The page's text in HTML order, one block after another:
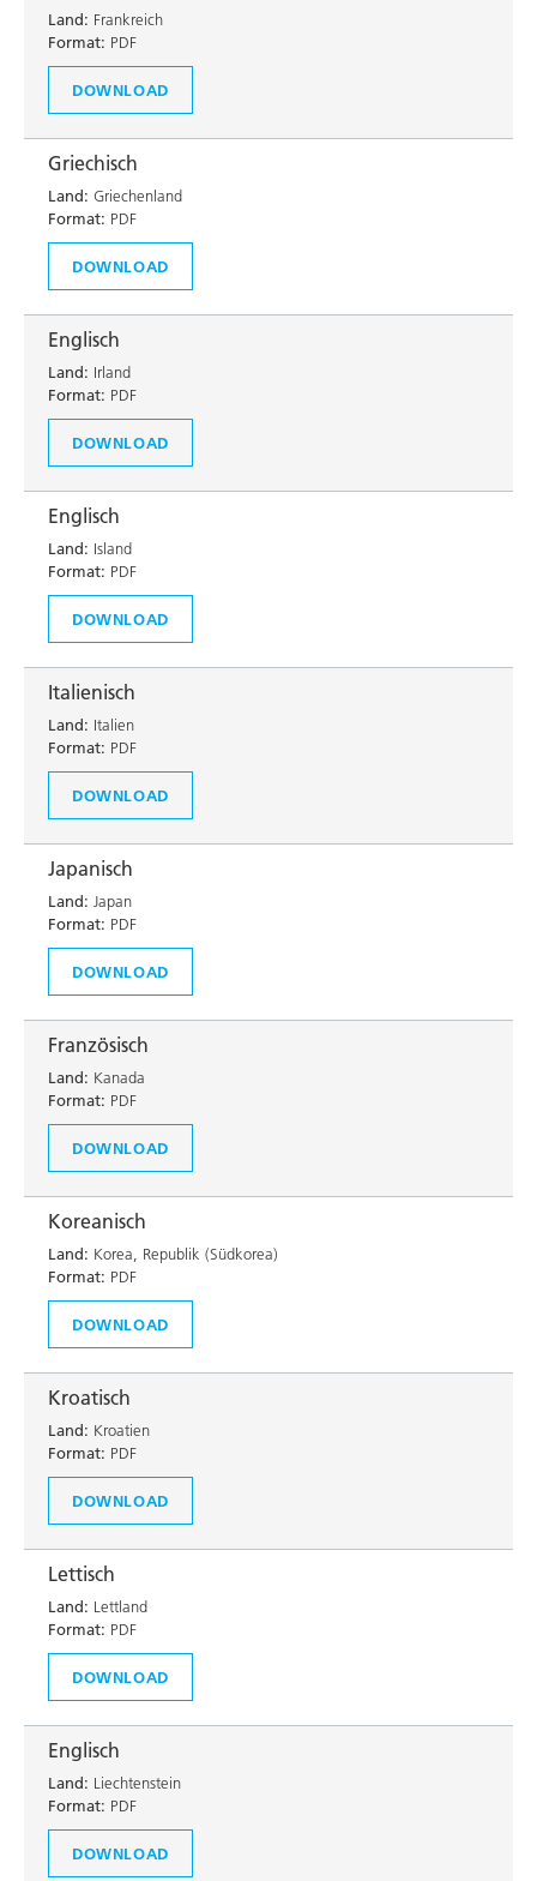
Land: Frankreich
Format: PDF
DOWNLOAD
Griechisch
Land: Griechenland
Format: PDF
DOWNLOAD
Englisch
Land: Irland
Format: PDF
DOWNLOAD
Englisch
Land: Island
Format: PDF
DOWNLOAD
Italienisch
Land: Italien
Format: PDF
DOWNLOAD
Japanisch
Land: Japan
Format: PDF
DOWNLOAD
Französisch
Land: Kanada
Format: PDF
DOWNLOAD
Koreanisch
Land: Korea, Republik (Südkorea)
Format: PDF
DOWNLOAD
Kroatisch
Land: Kroatien
Format: PDF
DOWNLOAD
Lettisch
Land: Lettland
Format: PDF
DOWNLOAD
Englisch
Land: Liechtenstein
Format: PDF
DOWNLOAD